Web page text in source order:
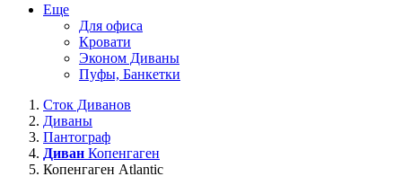
Еще
Для офиса
Кровати
Эконом Диваны
Пуфы, Банкетки
Сток Диванов
Диваны
Пантограф
Диван Копенгаген
Копенгаген Atlantic